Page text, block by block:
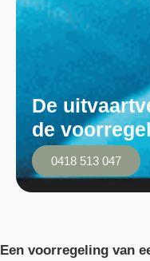
De
de
0418 513 047
Een voorregeling van